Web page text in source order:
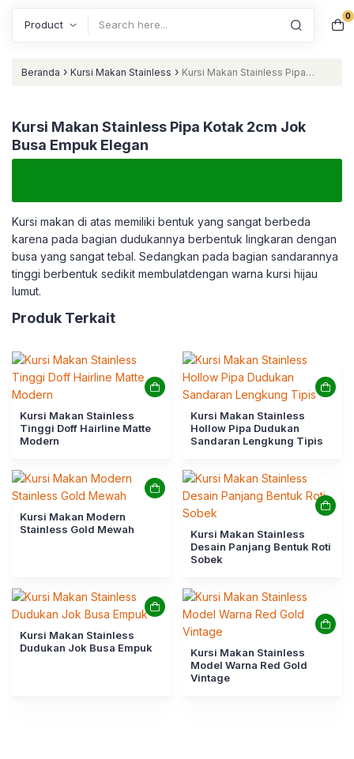
0
Beranda › Kursi Makan Stainless › Kursi Makan Stainless Pipa
Kursi Makan Stainless Pipa Kotak 2cm Jok
Busa Empuk Elegan
Kursi makan di atas memiliki bentuk yang sangat berbeda
karena pada bagian dudukannya berbentuk lingkaran dengan
busa yang sangat tebal. Sedangkan pada bagian sandarannya
tinggi berbentuk sedikit membulatdengan warna kursi hijau
lumut.
Produk Terkait
Kursi Makan Stainless
Tinggi Doff Hairline Matte
Modern
Kursi Makan Stainless
Hollow Pipa Dudukan
Sandaran Lengkung Tipis
Kursi Makan Modern
Stainless Gold Mewah
Kursi Makan Stainless
Desain Panjang Bentuk Roti
Sobek
Kursi Makan Stainless
Dudukan Jok Busa Empuk
Kursi Makan Stainless
Model Warna Red Gold
Vintage